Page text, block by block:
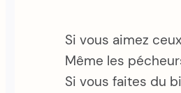
Si vous aimez
Même les
Si vous faites du